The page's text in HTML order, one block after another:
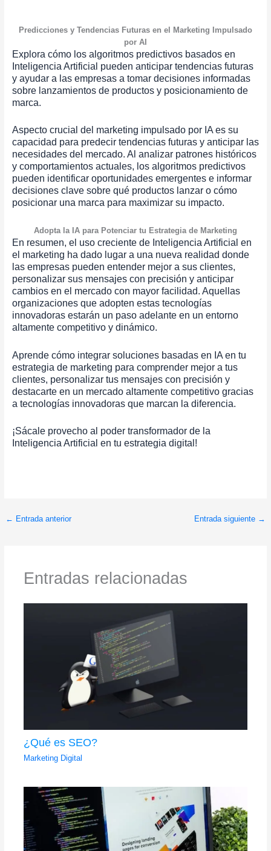
Predicciones y Tendencias Futuras en el Marketing Impulsado
por AI
Explora cómo los algoritmos predictivos basados en
Inteligencia Artificial pueden anticipar tendencias futuras
y ayudar a las empresas a tomar decisiones informadas
sobre lanzamientos de productos y posicionamiento de
marca.
Aspecto crucial del marketing impulsado por IA es su
capacidad para predecir tendencias futuras y anticipar las
necesidades del mercado. Al analizar patrones históricos
y comportamientos actuales, los algoritmos predictivos
pueden identificar oportunidades emergentes e informar
decisiones clave sobre qué productos lanzar o cómo
posicionar una marca para maximizar su impacto.
Adopta la IA para Potenciar tu Estrategia de Marketing
En resumen, el uso creciente de Inteligencia Artificial en
el marketing ha dado lugar a una nueva realidad donde
las empresas pueden entender mejor a sus clientes,
personalizar sus mensajes con precisión y anticipar
cambios en el mercado con mayor facilidad. Aquellas
organizaciones que adopten estas tecnologías
innovadoras estarán un paso adelante en un entorno
altamente competitivo y dinámico.
Aprende cómo integrar soluciones basadas en IA en tu
estrategia de marketing para comprender mejor a tus
clientes, personalizar tus mensajes con precisión y
destacarte en un mercado altamente competitivo gracias
a tecnologías innovadoras que marcan la diferencia.
¡Sácale provecho al poder transformador de la
Inteligencia Artificial en tu estrategia digital!
← Entrada anterior Entrada siguiente →
Entradas relacionadas
¿Qué es SEO?
Marketing Digital